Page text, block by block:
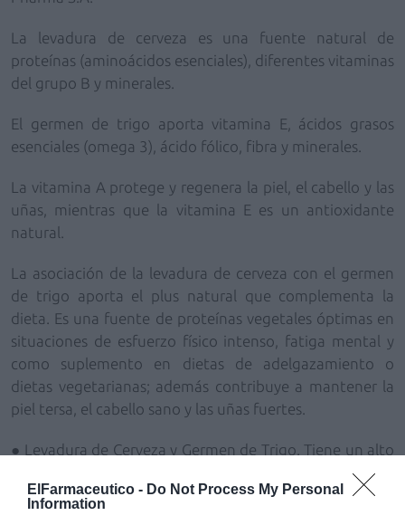
ElFarmaceutico - Do Not Process My Personal
Information
La levadura de cerveza es una fuente natural de
proteínas (aminoácidos esenciales), diferentes vitaminas
del grupo B y minerales.
El germen de trigo aporta vitamina E, ácidos grasos
esenciales (omega 3), ácido fólico, fibra y minerales.
La vitamina A protege y regenera la piel, el cabello y las
uñas, mientras que la vitamina E es un antioxidante
natural.
La asociación de la levadura de cerveza con el germen
de trigo aporta el plus natural que complementa la
dieta. Es una fuente de proteínas vegetales óptimas en
situaciones de esfuerzo físico intenso, fatiga mental y
como suplemento en dietas de adelgazamiento o
dietas vegetarianas; además contribuye a mantener la
piel tersa, el cabello sano y las uñas fuertes.
● Levadura de Cerveza y Germen de Trigo. Tiene un alto
contenido en fibra alimentaria. Se presenta en envase
de 200 comprimidos masticables con un agradable